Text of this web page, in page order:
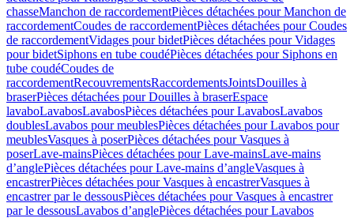
chasseManchon de raccordementPièces détachées pour Manchon de
raccordementCoudes de raccordementPièces détachées pour Coudes
de raccordementVidages pour bidetPièces détachées pour Vidages
pour bidetSiphons en tube coudéPièces détachées pour Siphons en
tube coudéCoudes de
raccordementRecouvrementsRaccordementsJointsDouilles à
braserPièces détachées pour Douilles à braserEspace
lavaboLavabosLavabosPièces détachées pour LavabosLavabos
doublesLavabos pour meublesPièces détachées pour Lavabos pour
meublesVasques à poserPièces détachées pour Vasques à
poserLave-mainsPièces détachées pour Lave-mainsLave-mains
d’anglePièces détachées pour Lave-mains d’angleVasques à
encastrerPièces détachées pour Vasques à encastrerVasques à
encastrer par le dessousPièces détachées pour Vasques à encastrer
par le dessousLavabos d’anglePièces détachées pour Lavabos